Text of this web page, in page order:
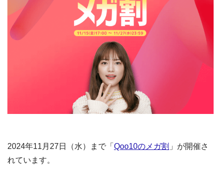
2024年11月27日（水）まで「 Qoo10のメガ割 」が開催さ
れています。